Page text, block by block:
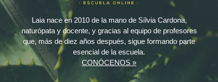
Laia nace en 2010 de la mano de Sílvia Cardona,
naturópata y docente, y gracias al equipo de profesores
que, más de diez años después, sigue formando parte
esencial de la escuela.
CONÓCENOS »